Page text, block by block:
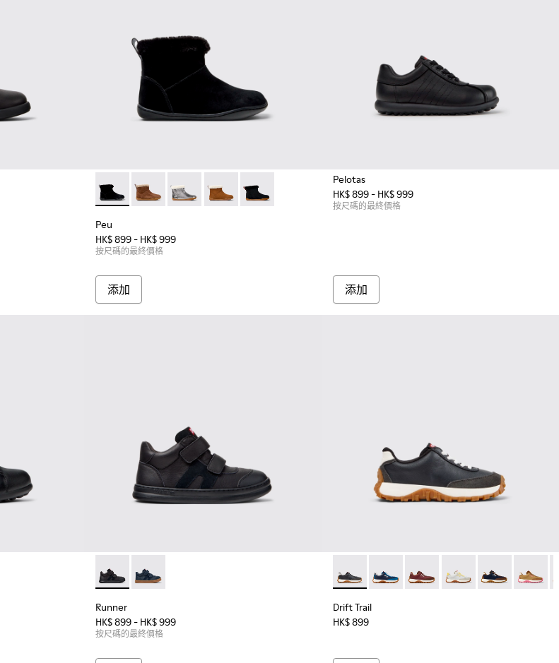
皮革芭蕾舞鞋。
童裝多色芭蕾舞皮鞋。
004 Peu - K900365-005 - 童裝黑色麂皮及踝靴。
Peu - K900365-007
Peu - K900365-003
Peu - K900365-002
Peu - K900365-001
Peu
HK$ 899 - HK$ 999
按尺碼的最終價格
添加
Pelotas
HK$ 899 - HK$ 999
按尺碼的最終價格
添加
黑色皮革和織物鞋。Runner - K900384-002 - 童裝黑色皮革和磨砂革運動鞋。
Runner - K900384-001
Runner
HK$ 899 - HK$ 999
按尺碼的最終價格
Drift Trail - K800548-004 - 童裝多色皮革和
Drift Trail - K800548-032
Drift Trail - K800548-031
Drift Trail - K800548-
Drift Trail -
Drift
Drift Trail
HK$ 899